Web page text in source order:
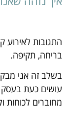
התגובות לאירוע
בריחה, תקיפה.
בשלב זה אני
עושים כעת בעסק
מחוברים לכוחות